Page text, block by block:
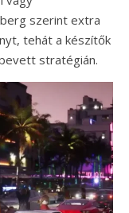
szerint extra
tehát a készítők
stratégián.